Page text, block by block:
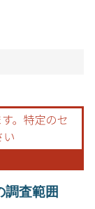
調査範囲